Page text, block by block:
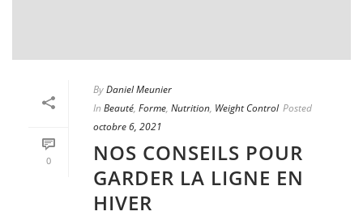
0
ByDaniel Meunier
In Beauté, Forme, Nutrition, Weight Control Posted
octobre 6, 2021
NOS CONSEILS POUR
GARDER LA LIGNE EN
HIVER